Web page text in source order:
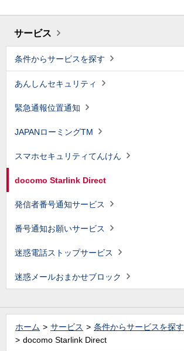
サービス
条件からサービスを探す
あんしんセキュリティ
緊急通報位置通知
JAPANローミングTM
スマホセキュリティてんけん
docomo Starlink Direct
発信者番号通知サービス
番号通知お願いサービス
迷惑電話ストップサービス
迷惑メールおまかせブロック
ホーム サービス
条件からサービスを探す
docomo Starlink Direct